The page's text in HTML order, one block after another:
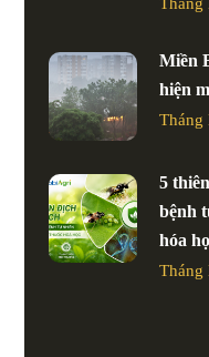
Miền
hiện
Tháng
5
bệnh
hóa
Tháng